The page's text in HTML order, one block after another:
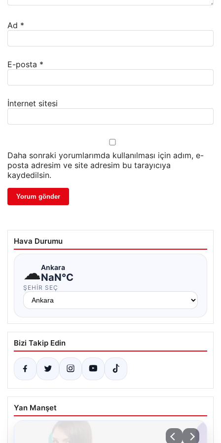
Ad *
E-posta *
İnternet sitesi
Daha sonraki yorumlarımda kullanılması için adım, e-
posta adresim ve site adresim bu tarayıcıya
kaydedilsin.
Hava Durumu
☁Ankara
NaN°C
ŞEHIR SEÇ
Bizi Takip Edin
Yan Manşet